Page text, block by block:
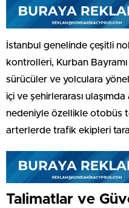
İstanbul genelinde çeşitli
kontrolleri, Kurban
sürücüler ve yolculara
içi ve şehirlerarası
nedeniyle özellikle otobüs
arterlerde trafik ekipleri
Talimatlar ve